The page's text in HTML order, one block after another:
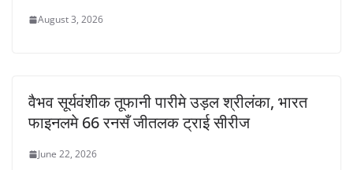
August 3, 2026
वैभव सूर्यवंशीक तूफानी पारीमे उड़ल श्रीलंका, भारत
फाइनलमे 66 रनसँ जीतलक ट्राई सीरीज
June 22, 2026